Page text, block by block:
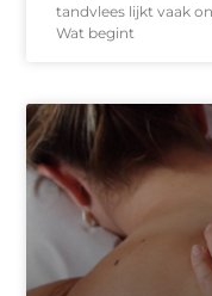
tandvlees lijkt vaak
Wat begint